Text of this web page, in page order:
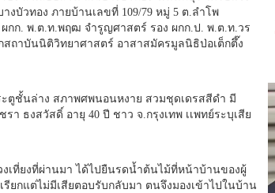
บัวทอง ภายบ้านเลขที่ 109/79 หมู่ 5 ต.ลำโพ
กก. พ.ต.ท.พฤฒ จำรูญศาสตร์ รอง ผกก.ป. พ.ต.ท.วร
ถาบันนิติวิทยาศาสตร์ อาสาสมัครมูลนิธิป่อเต็กตึ๊ง
ตูชั้นล่าง สภาพศพนอนหงาย สวมชุดเดรสสีดำ มี
ธงสวัสดิ์ อายุ 40 ปี ชาว จ.กรุงเทพ เเพทย์ระบุเสีย
เที่ยงที่ผ่านมา ได้ไปยืนรดน้ำต้นไม้ที่หน้าบ้านของผู้
ยกแต่ไม่มีเสียตอบรับกลับมา ตนจึงมองเข้าไปในบ้าน